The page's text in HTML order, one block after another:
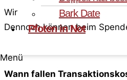
Bark Date
Pfoten in Not
Menü
Wir möchten, dass Ihre
Dennoch können beim
Wann fallen